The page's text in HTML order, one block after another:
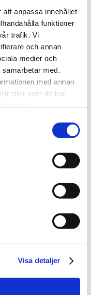
att anpassa innehållet
funktioner
trafik. Vi
och annan
medier och
med.
med annan
eller som de har
Visa detaljer